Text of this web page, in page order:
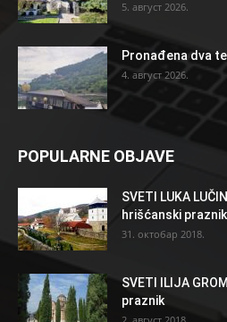
5. август 2026.
Pronađena dva
4. август 2026.
POPULARNE OBJAVE
SVETI LUKA
hrišćanski praznik
31. октобар 2018.
SVETI ILIJA
praznik